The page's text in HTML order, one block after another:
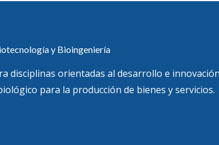
y Bioingeniería
disciplinas orientadas al desarrollo e
para la producción de bienes y servicios.